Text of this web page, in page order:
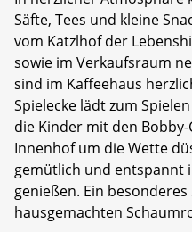
Säfte, Tees und kleine
vom Katzlhof der
sowie im Verkaufsraum
sind im Kaffeehaus
Spielecke lädt zum
die Kinder mit den
Innenhof um die Wette
gemütlich und entspannt
genießen. Ein
hausgemachten